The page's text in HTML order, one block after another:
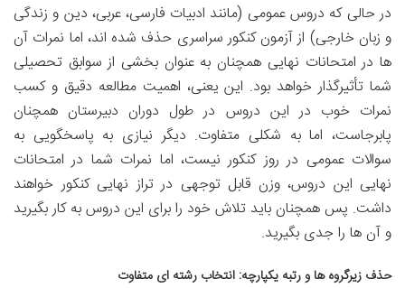
در حالی که دروس عمومی (مانند ادبیات فارسی، عربی، دین و زندگی
و زبان خارجی) از آزمون کنکور سراسری حذف شده اند، اما نمرات آن
ها در امتحانات نهایی همچنان به عنوان بخشی از سوابق تحصیلی
شما تأثیرگذار خواهد بود. این یعنی، اهمیت مطالعه دقیق و کسب
نمرات خوب در این دروس در طول دوران دبیرستان همچنان
پابرجاست، اما به شکلی متفاوت. دیگر نیازی به پاسخگویی به
سوالات عمومی در روز کنکور نیست، اما نمرات شما در امتحانات
نهایی این دروس، وزن قابل توجهی در تراز نهایی کنکور خواهند
داشت. پس همچنان باید تلاش خود را برای این دروس به کار بگیرید
و آن ها را جدی بگیرید.
حذف زیرگروه ها و رتبه یکپارچه: انتخاب رشته ای متفاوت